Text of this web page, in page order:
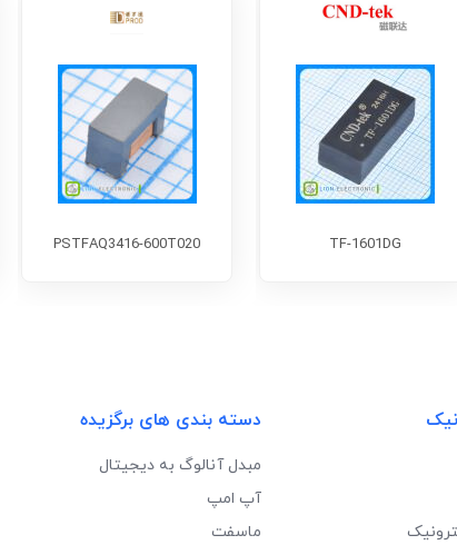
TF-1601DG
PSTFAQ3416-600T020
دسته بندی های برگزیده
مبدل آنالوگ به دیجیتال
آپ امپ
ماسفت